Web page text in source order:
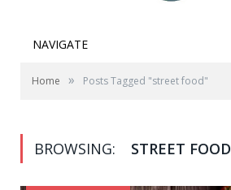
NAVIGATE
Home » Posts Tagged "street food"
BROWSING: STREET FOOD